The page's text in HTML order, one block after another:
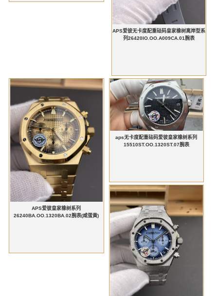
APS爱彼无卡度配重砝码皇家橡树离岸型系
列26420IO.OO.A009CA.01腕表
APS爱彼皇家橡树系列
26240BA.OO.1320BA.02腕表(咸蛋黄)
aps无卡度配重砝码爱彼皇家橡树系列
15510ST.OO.1320ST.07腕表